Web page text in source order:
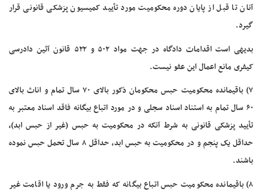
آنان تا قبل از پایان دوره محکومیت مورد تأیید کمیسیون پزشکی قانونی قرار
گیرد.
بدیهی است اقدامات دادگاه در جهت مواد ۵۰۲ و ۵۲۲ قانون آئین دادرسی
کیفری مانع اعمال این عفو نیست.
۷) باقیمانده محکومیت حبس محکومان ذکور بالای ۷۰ سال تمام و اناث بالای
۶۰ سال تمام به استناد اسناد سجلی و در مورد اتباع بیگانه فاقد اسناد معتبر به
تأیید پزشکی قانونی به شرط آنکه در محکومیت به حبس (غیر از حبس ابد)،
حداقل یک پنجم و در محکومیت به حبس ابد، حداقل ۸ سال تحمل حبس نموده
باشند.
۸) باقیمانده محکومیت حبس اتباع بیگانه که فقط به جرم ورود یا اقامت غیر